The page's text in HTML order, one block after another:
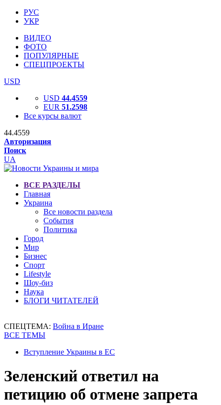
РУС
УКР
ВИДЕО
ФОТО
ПОПУЛЯРНЫЕ
СПЕЦПРОЕКТЫ
USD
USD 44.4559
EUR 51.2598
Все курсы валют
44.4559
Авторизация
Поиск
UA
ВСЕ РАЗДЕЛЫ
Главная
Украина
Все новости раздела
События
Политика
Город
Мир
Бизнес
Спорт
Lifestyle
Шоу-биз
Наука
БЛОГИ ЧИТАТЕЛЕЙ
СПЕЦТЕМА: Война в Иране
ВСЕ ТЕМЫ
Вступление Украины в ЕС
Зеленский ответил на
петицию об отмене запрета